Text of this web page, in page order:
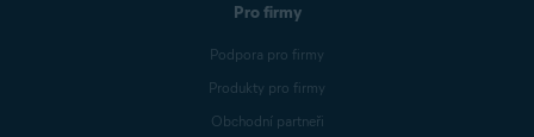
Pro firmy
Podpora pro firmy
Produkty pro firmy
Obchodní partneři